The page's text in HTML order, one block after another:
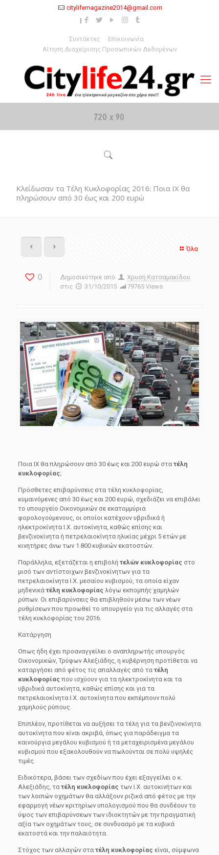
citylifemagazine2014@gmail.com
Συντάκτες
Επικοινωνία
Αίτηση Διαχείρισης Προσωπικών Δεδομένων
Κλείδωσαν τα Τέλη Κυκλοφορίας 2016: Ποια ΙΧ θα
πληρώσουν από 30 έως και 200 ευρώ
Όλα
0 Δημοσιεύτηκε από
Χρυσή Κατσαμακίδου
στις
31/10/2015 79765 Views
Ποια ΙΧ θα πληρώσουν από 30 έως και 200 ευρώ στα τέλη
κυκλοφορίας;
Πρόσθετες επιβαρύνσεις στα τέλη κυκλοφορίας,
κυμαινόμενες από 30 έως και 200 ευρώ, σχεδιάζει να επιβάλει
το υπουργείο Οικονομικών σε εκατομμύρια
φορολογούμενους, οι οποίοι κατέχουν υβριδικά ή
ηλεκτροκίνητα Ι.Χ. αυτοκίνητα, καθώς επίσης και
βενζινοκίνητα ή πετρελαιοκίνητα ηλικίας μέχρι 5 ετών με
κινητήρες άνω των 1.800 κυβικών εκατοστών.
Παράλληλα, εξετάζεται η επιβολή τελών κυκλοφορίας στο
μισό των αντίστοιχων βενζινοκίνητων για τα
πετρελαιοκίνητα Ι.Χ. μεσαίου κυβισμού, τα οποία είχαν
μηδενικά τέλη κυκλοφορίας λόγω εκπομπής χαμηλών
ρύπων. Οι επιβαρύνσεις θα επιβληθούν μέσω των νέων
ρυθμίσεων που προωθεί το υπουργείο για τις αλλαγές στα
τέλη κυκλοφορίας του 2016.
Κατάργηση
Οπως ήδη έχει προαναγγείλει ο αναπληρωτής υπουργός
Οικονομικών, Τρύφων Αλεξιάδης, η κυβέρνηση προτίθεται να
καταργήσει από φέτος τις απαλλαγές από τα τέλη
κυκλοφορίας που ισχύουν για τα ηλεκτροκίνητα και τα
υβριδικά αυτοκίνητα, καθώς επίσης και για τα
πετρελαιοκίνητα I.X. αυτοκίνητα που εκπέμπουν πολύ
χαμηλούς ρύπους.
Επιπλέον, προτίθεται να αυξήσει τα τέλη για τα βενζινοκίνητα
αυτοκίνητα που είναι ακριβά, όπως για παράδειγμα τα
καινούργια μεγάλου κυβισμού ή τα μεταχειρισμένα μεγάλου
κυβισμού που εξακολουθούν να πωλούνται σε πολύ υψηλές
τιμές.
Ειδικότερα, βάσει των σχεδίων που έχει εξαγγείλει ο κ.
Αλεξιάδης, τα τέλη κυκλοφορίας των Ι.Χ. αυτοκινήτων και
των λοιπών οχημάτων θα αλλάξουν ριζικά από φέτος με την
εφαρμογή νέων κριτηρίων υπολογισμού που θα συνδέουν το
ύψος των επιβαρύνσεων των ιδιοκτητών με την πραγματική
αξία των οχημάτων τους, σε συνδυασμό με τα κυβικά
εκατοστά και την παλαιότητα.
Στόχος των αλλαγών στα τέλη κυκλοφορίας είναι, σύμφωνα